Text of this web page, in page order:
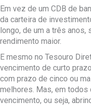
Em vez de um CDB de
da carteira de
longo, de um a três
rendimento maior.
E mesmo no Tesouro
vencimento de curto
com prazo de cinco ou
melhores. Mas, em
vencimento, ou seja,